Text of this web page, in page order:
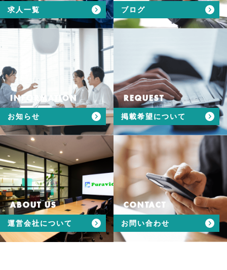
求人一覧 ブログ
INFORMATION
お知らせ
REQUEST
掲載希望について
ABOUT US
運営会社について
CONTACT
お問い合わせ